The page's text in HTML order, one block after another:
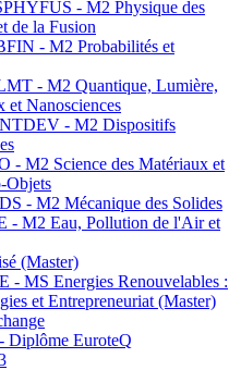
- M2 Physique des
de la Fusion
- M2 Probabilités et
- M2 Quantique, Lumière,
et Nanosciences
- M2 Dispositifs
- M2 Science des Matériaux et
Objets
- M2 Mécanique des Solides
- M2 Eau, Pollution de l'Air et
(Master)
- MS Energies Renouvelables :
et Entrepreneuriat (Master)
Diplôme EuroteQ